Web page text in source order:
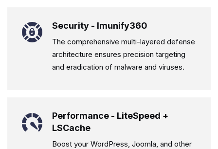
Security - Imunify360
The comprehensive multi-layered defense
architecture ensures precision targeting
and eradication of malware and viruses.
Performance - LiteSpeed +
LSCache
Boost your WordPress, Joomla, and other